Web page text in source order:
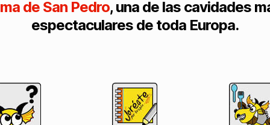
de San Pedro, una de las cavidades
espectaculares de toda Europa.